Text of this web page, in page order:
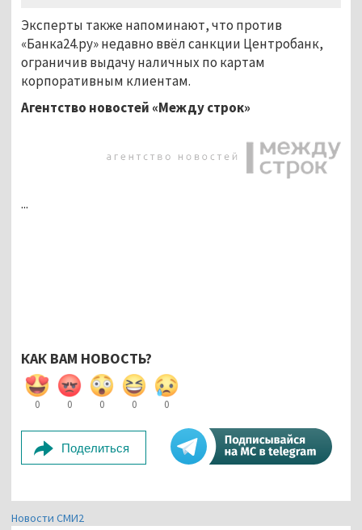
Эксперты также напоминают, что против
«Банка24.ру» недавно ввёл санкции Центробанк,
ограничив выдачу наличных по картам
корпоративным клиентам.
Агентство новостей «Между строк»
...
КАК ВАМ НОВОСТЬ?
0 0 0 0 0
Поделиться
Новости СМИ2